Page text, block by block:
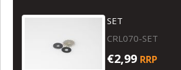
SET
CRL070-SET
€2,99 RRP